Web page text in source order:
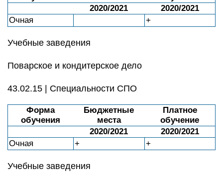
2020/2021
2020/2021
Очная
+
Учебные заведения
Поварское и кондитерское дело
43.02.15 | Специальности СПО
Форма
обучения
Бюджетные
места
Платное
обучение
2020/2021
2020/2021
Очная
+ +
Учебные заведения